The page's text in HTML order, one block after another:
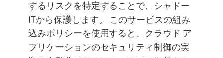
するリスクを特定することで、シャドー
ITから保護します。 このサービスの組み
込みポリシーを使用すると、クラウド ア
プリケーションのセキュリティ制御の実